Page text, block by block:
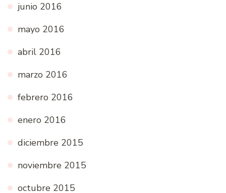
junio 2016
mayo 2016
abril 2016
marzo 2016
febrero 2016
enero 2016
diciembre 2015
noviembre 2015
octubre 2015